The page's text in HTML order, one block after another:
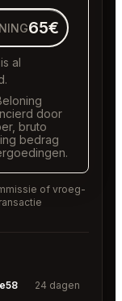
65€
al
door
bruto
bedrag
of vroeg-
24 dagen